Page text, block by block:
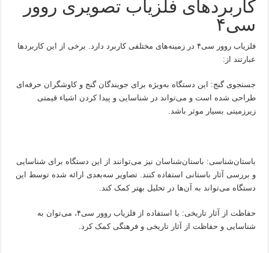
کاربردهای فلزیاب تصویری روور
سی۴
فلزیاب روور سی۴ در زمینه‌های مختلفی کاربرد دارد. برخی از این کاربردها
عبارتند از:
جستجوی گنج: این دستگاه به‌ویژه برای جویندگان گنج و کاوشگران حرفه‌ای
طراحی شده است و می‌تواند در شناسایی و پیدا کردن اشیاء قیمتی
زیرزمینی بسیار موثر باشد.
باستان‌شناسی: باستان‌شناسان نیز می‌توانند از این دستگاه برای شناسایی
و بررسی آثار باستانی استفاده کنند. تصاویر سه‌بعدی ارائه شده توسط این
دستگاه می‌تواند به آن‌ها در تحلیل بهتر کمک کند.
حفاظت از آثار تاریخی: با استفاده از فلزیاب روور سی۴، می‌توان به
شناسایی و حفاظت از آثار تاریخی و فرهنگی کمک کرد.